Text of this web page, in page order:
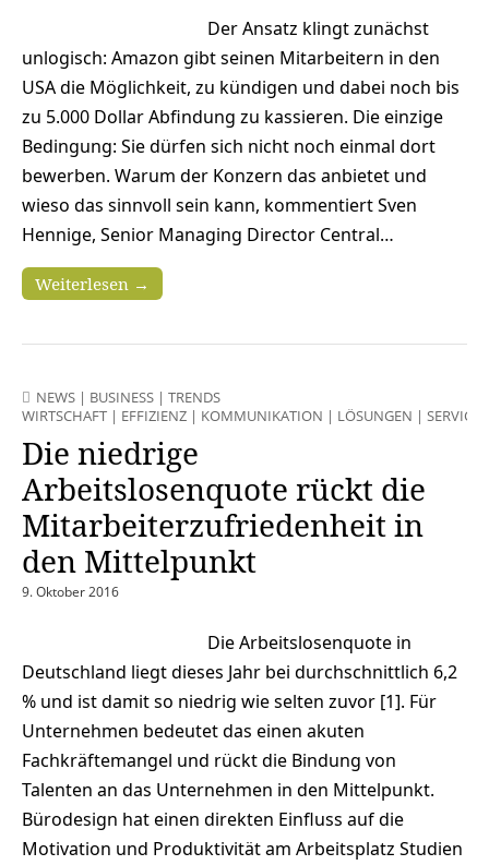
Der Ansatz klingt zunächst
unlogisch: Amazon gibt seinen Mitarbeitern in den
USA die Möglichkeit, zu kündigen und dabei noch bis
zu 5.000 Dollar Abfindung zu kassieren. Die einzige
Bedingung: Sie dürfen sich nicht noch einmal dort
bewerben. Warum der Konzern das anbietet und
wieso das sinnvoll sein kann, kommentiert Sven
Hennige, Senior Managing Director Central…
Weiterlesen →
NEWS | BUSINESS | TRENDS
WIRTSCHAFT | EFFIZIENZ | KOMMUNIKATION | LÖSUNGEN | SERVICES
Die niedrige
Arbeitslosenquote rückt die
Mitarbeiterzufriedenheit in
den Mittelpunkt
9. Oktober 2016
Die Arbeitslosenquote in
Deutschland liegt dieses Jahr bei durchschnittlich 6,2
% und ist damit so niedrig wie selten zuvor [1]. Für
Unternehmen bedeutet das einen akuten
Fachkräftemangel und rückt die Bindung von
Talenten an das Unternehmen in den Mittelpunkt.
Bürodesign hat einen direkten Einfluss auf die
Motivation und Produktivität am Arbeitsplatz Studien